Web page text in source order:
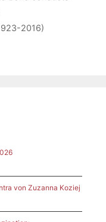
2016)
von Zuzanna Koziej